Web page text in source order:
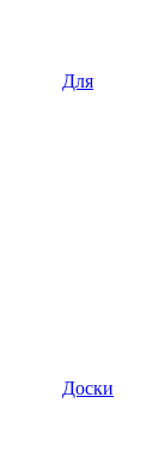
Для
Доски